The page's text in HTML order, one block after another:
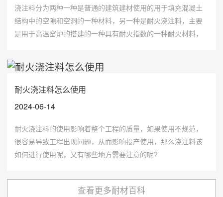
浇注料分为两种一种是普通的建筑建材使用的用于填充混凝土
结构中的空隙和空洞的一种材料，另一种是耐火浇注料，主要
是用于高温窑炉的搭建的一种具有耐火指数的一种耐火材料，
注料耐火性质要远远低于高温窑炉使用的浇注料。
耐火浇注料怎么使用
2024-06-14
耐火浇注料的使用影响着整个工程的质量，如果使用不规范，
很容易导致工程出现问题，从而影响投产使用，那么浇注料该
如何进行使用呢，又有哪些地方需要注意的呢?
查看更多耐材百科